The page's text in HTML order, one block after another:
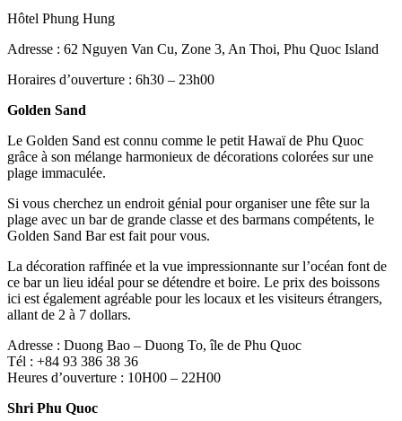
Hôtel Phung Hung
Adresse : 62 Nguyen Van Cu, Zone 3, An Thoi, Phu Quoc Island
Horaires d’ouverture : 6h30 – 23h00
Golden Sand
Le Golden Sand est connu comme le petit Hawaï de Phu Quoc
grâce à son mélange harmonieux de décorations colorées sur une
plage immaculée.
Si vous cherchez un endroit génial pour organiser une fête sur la
plage avec un bar de grande classe et des barmans compétents, le
Golden Sand Bar est fait pour vous.
La décoration raffinée et la vue impressionnante sur l’océan font de
ce bar un lieu idéal pour se détendre et boire. Le prix des boissons
ici est également agréable pour les locaux et les visiteurs étrangers,
allant de 2 à 7 dollars.
Adresse : Duong Bao – Duong To, île de Phu Quoc
Tél : +84 93 386 38 36
Heures d’ouverture : 10H00 – 22H00
Shri Phu Quoc